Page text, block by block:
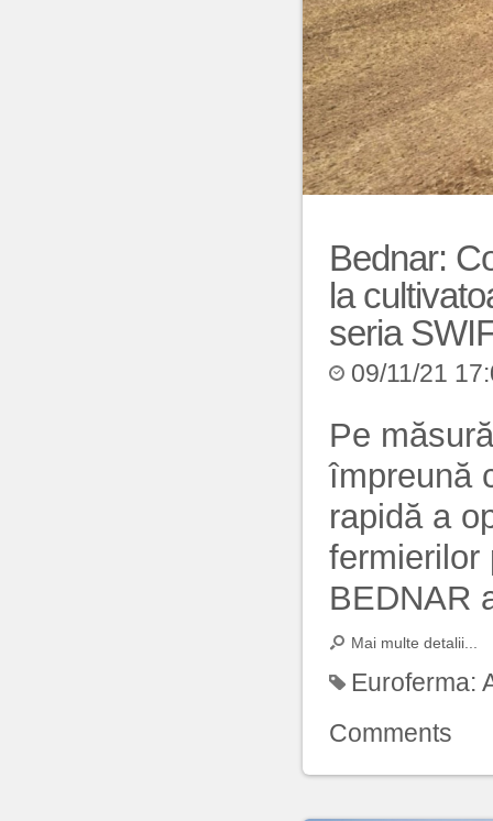
Bednar:
la
seria
09/11/21
Pe
împreună
rapidă a
fermierilor
BEDNAR
Mai multe detalii...
Euroferma:
Comments